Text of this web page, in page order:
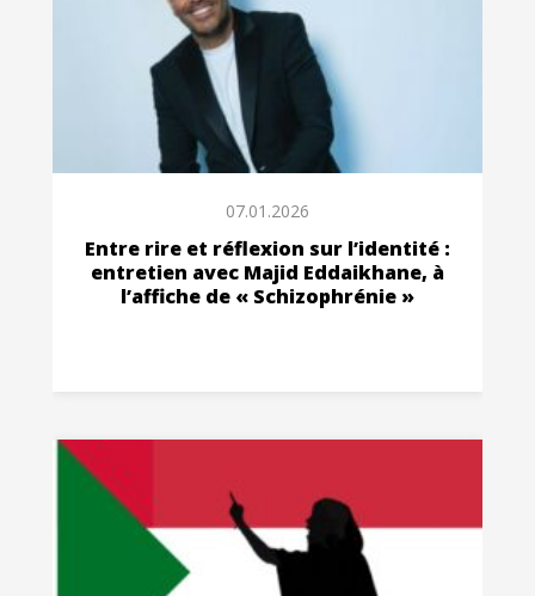
07.01.2026
Entre rire et réflexion sur l’identité :
entretien avec Majid Eddaikhane, à
l’affiche de « Schizophrénie »